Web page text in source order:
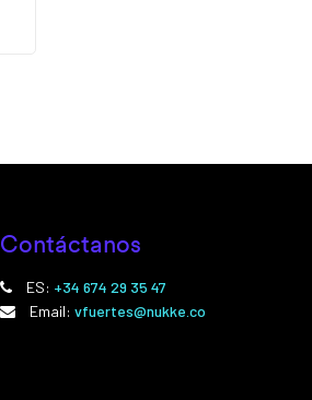
Contáctanos
ES: +34 674 29 35 47
Email: vfuertes@nukke.co